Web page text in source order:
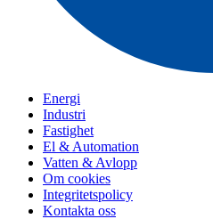
Energi
Industri
Fastighet
El & Automation
Vatten & Avlopp
Om cookies
Integritetspolicy
Kontakta oss